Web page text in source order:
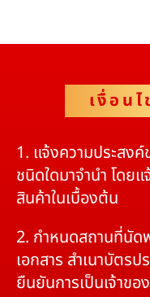
เงื่อน
1. แจ้งความประสง
ชนิดใดมาจำนำ โดย
สินค้าในเบื้องต้น
2. กำหนดสถานที่นัด
เอกสาร สำเนาบัตรป
ยืนยันการเป็นเจ้าขอ